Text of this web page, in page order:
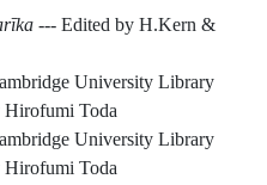
--- Edited by H.Kern &
University Library
Toda
University Library
Toda